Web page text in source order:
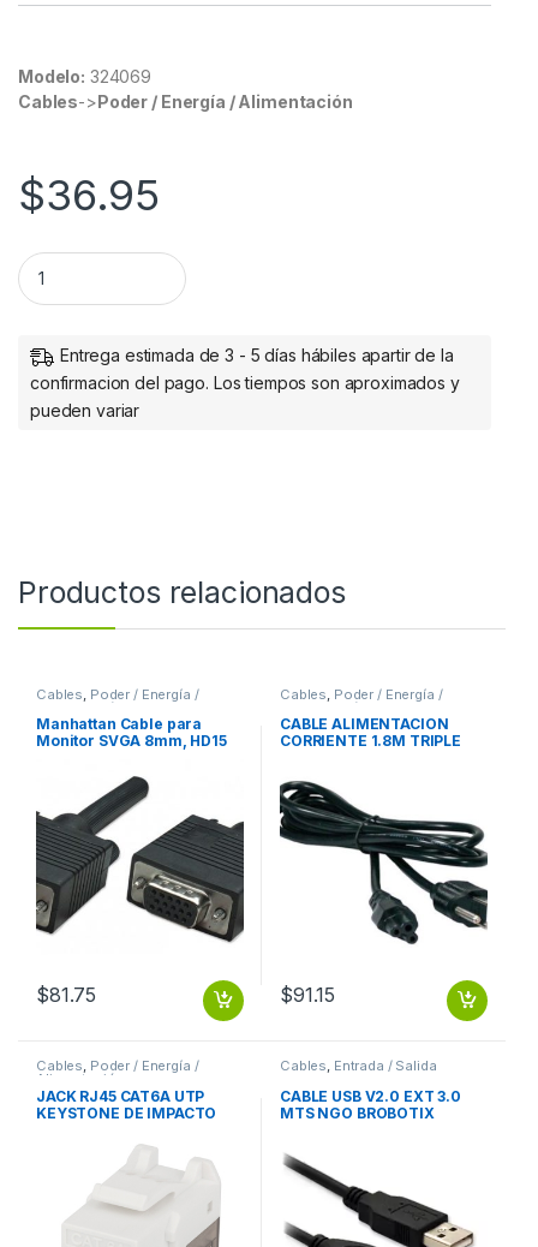
Modelo: 324069
Cables->Poder / Energía / Alimentación
$36.95
Cable Manhattan para Dispositivos USB de Alta Velocidad,
Entrega estimada de 3 - 5 días hábiles apartir de la
confirmacion del pago. Los tiempos son aproximados y
pueden variar
Productos relacionados
Cables Poder / Energía /
Alimentación
Manhattan Cable para
Monitor SVGA 8mm, HD15
Metros, Negro 8MM
MACHO-HEMBRA MONITOR
PROYECTOR
$81.75
Cables Poder / Energía /
Alimentación
CABLE ALIMENTACION
CORRIENTE 1.8M TRIPLE
$91.15
Cables, Poder / Energía /
Alimentación
JACK RJ45 CAT6A UTP
KEYSTONE DE IMPACTO
Cables, Entrada / Salida
CABLE USB V2.0 EXT 3.0
MTS NGO BROBOTIX